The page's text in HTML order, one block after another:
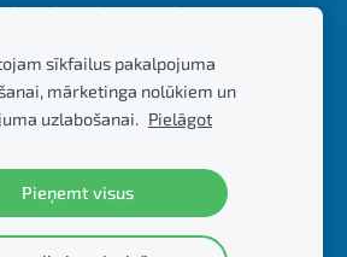
ala
Lielais akmens
Gaujas kapsēta
taka
Mācītāja sleja
sīkfailus pakalpojuma
mārketinga nolūkiem un
uzlabošanai. Pielāgot
Pieņemt visus